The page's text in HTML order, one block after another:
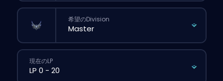
希望のDivision
現在のLP